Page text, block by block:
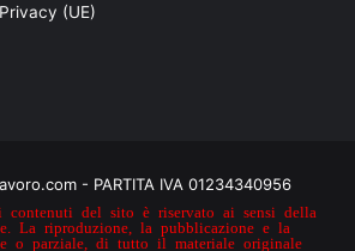
(UE)
- PARTITA IVA 01234340956
del sito è riservato ai sensi della
La riproduzione, la pubblicazione e la
o parziale, di tutto il materiale originale